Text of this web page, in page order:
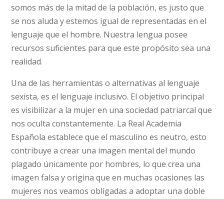
somos más de la mitad de la población, es justo que
se nos aluda y estemos igual de representadas en el
lenguaje que el hombre. Nuestra lengua posee
recursos suficientes para que este propósito sea una
realidad.
Una de las herramientas o alternativas al lenguaje
sexista, es el lenguaje inclusivo. El objetivo principal
es visibilizar a la mujer en una sociedad patriarcal que
nos oculta constantemente. La Real Academia
Española establece que el masculino es neutro, esto
contribuye a crear una imagen mental del mundo
plagado únicamente por hombres, lo que crea una
imagen falsa y origina que en muchas ocasiones las
mujeres nos veamos obligadas a adoptar una doble